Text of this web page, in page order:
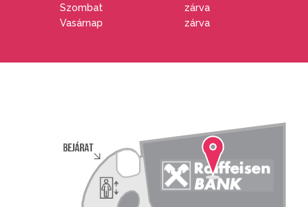
Szombat
zárva
Vasárnap
zárva